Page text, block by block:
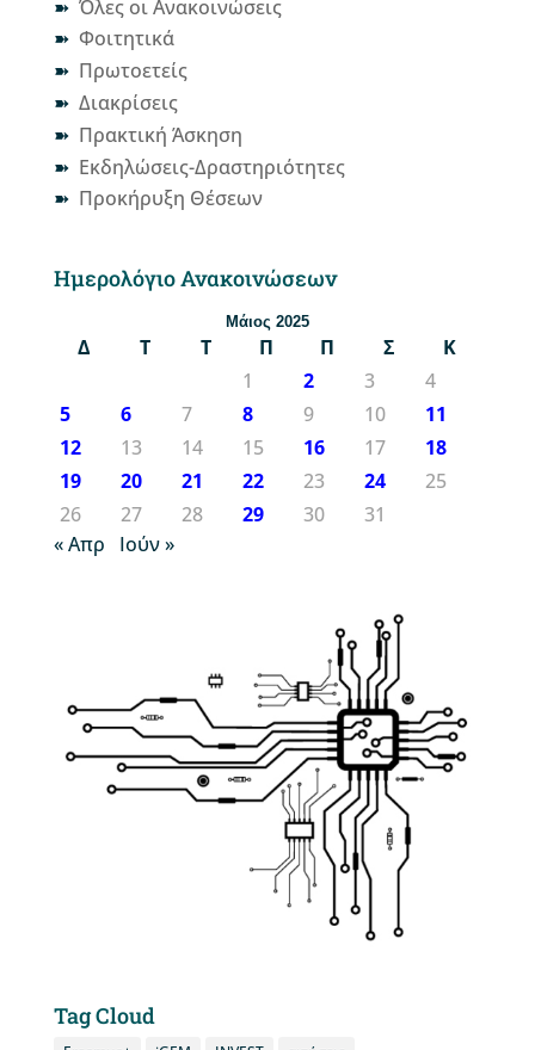
Όλες οι Ανακοινώσεις
Φοιτητικά
Πρωτοετείς
Διακρίσεις
Πρακτική Άσκηση
Εκδηλώσεις-Δραστηριότητες
Προκήρυξη Θέσεων
Ημερολόγιο Ανακοινώσεων
Μάιος 2025
Δ Τ Τ Π Π Σ
Κ
1
2 3
4
5
6 7 8 9 10
11
12
13 14 15 16 17
18
19
20 21 22 23 24
25
26
27 28 29 30
31
« Απρ
Ιούν »
Tag Cloud